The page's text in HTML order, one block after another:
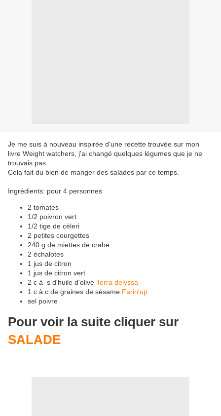
Je me suis à nouveau inspirée d'une recette trouvée sur mon
livre Weight watchers, j'ai changé quelques légumes que je ne
trouvais pas.
Cela fait du bien de manger des salades par ce temps.
Ingrédients: pour 4 personnes
2 tomates
1/2 poivron vert
1/2 tige de céleri
2 petites courgettes
240 g de miettes de crabe
2 échalotes
1 jus de citron
1 jus de citron vert
2 c à s d'huile d'olive Terra delyssa
1 c à c de graines de sésame Farin'up
sel poivre
Pour voir la suite cliquer sur
SALADE